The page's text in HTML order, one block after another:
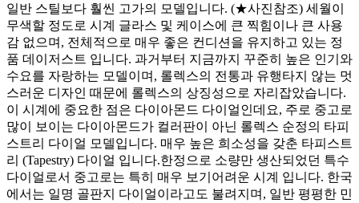
일반 스틸보다 훨씬 고가의 모델입니다. (★사진참조) 세월이
무색할 정도로 시계 글라스 및 케이스에 큰 찍힘이나 큰 사용
감 없으며, 전체적으로 매우 좋은 컨디션을 유지하고 있는 정
품 데이저스트 입니다. 과거부터 지금까지 꾸준히 높은 인기와
수요를 자랑하는 모델이며, 롤렉스의 전통과 유행타지 않는 멋
스러운 디자인 때문에 롤렉스의 상징성으로 자리잡았습니다.
이 시계에 중요한 점은 다이아몬드 다이얼인데요, 주로 중고로
많이 보이는 다이아몬드가 컬러판이 아닌 롤렉스 순정의 타피
스트리 다이얼 모델입니다. 매우 높은 희소성을 갖춘 타피스트
리 (Tapestry) 다이얼 입니다.한정으로 소량만 생산되었던 특수
다이얼로서 중고로는 특히 매우 보기어려운 시계 입니다. 한국
에서는 일명 골판지 다이얼이라고도 불려지며, 일반 평평한 민